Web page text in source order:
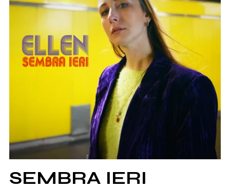
SEMBRA IERI